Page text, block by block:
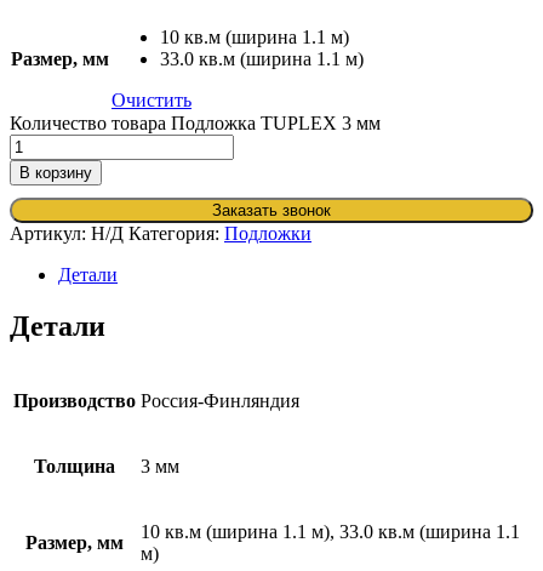
Размер, мм
10 кв.м (ширина 1.1 м)
33.0 кв.м (ширина 1.1 м)
Очистить
Количество товара Подложка TUPLEX 3 мм
В корзину
Заказать звонок
Артикул: Н/Д Категория: Подложки
Детали
Детали
Производство Россия-Финляндия
Толщина 3 мм
Размер, мм
10 кв.м (ширина 1.1 м), 33.0 кв.м (ширина 1.1
м)